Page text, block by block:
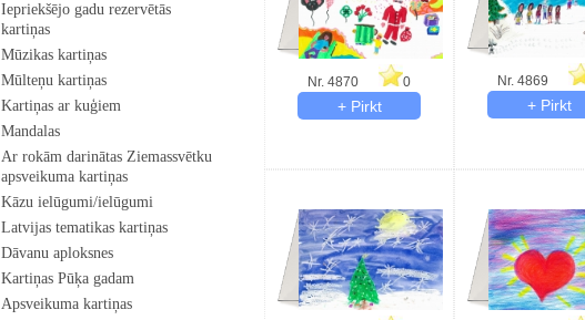
Iepriekšējo gadu rezervētās
kartiņas
Mūzikas kartiņas
Mūlteņu kartiņas
Kartiņas ar kuģiem
Mandalas
Ar rokām darinātas Ziemassvētku
apsveikuma kartiņas
Kāzu ielūgumi/ielūgumi
Latvijas tematikas kartiņas
Dāvanu aploksnes
Kartiņas Pūķa gadam
Apsveikuma kartiņas
Nr. 4870 0 Nr. 4869